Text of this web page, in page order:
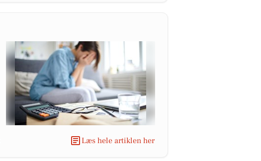
Læs hele artiklen her